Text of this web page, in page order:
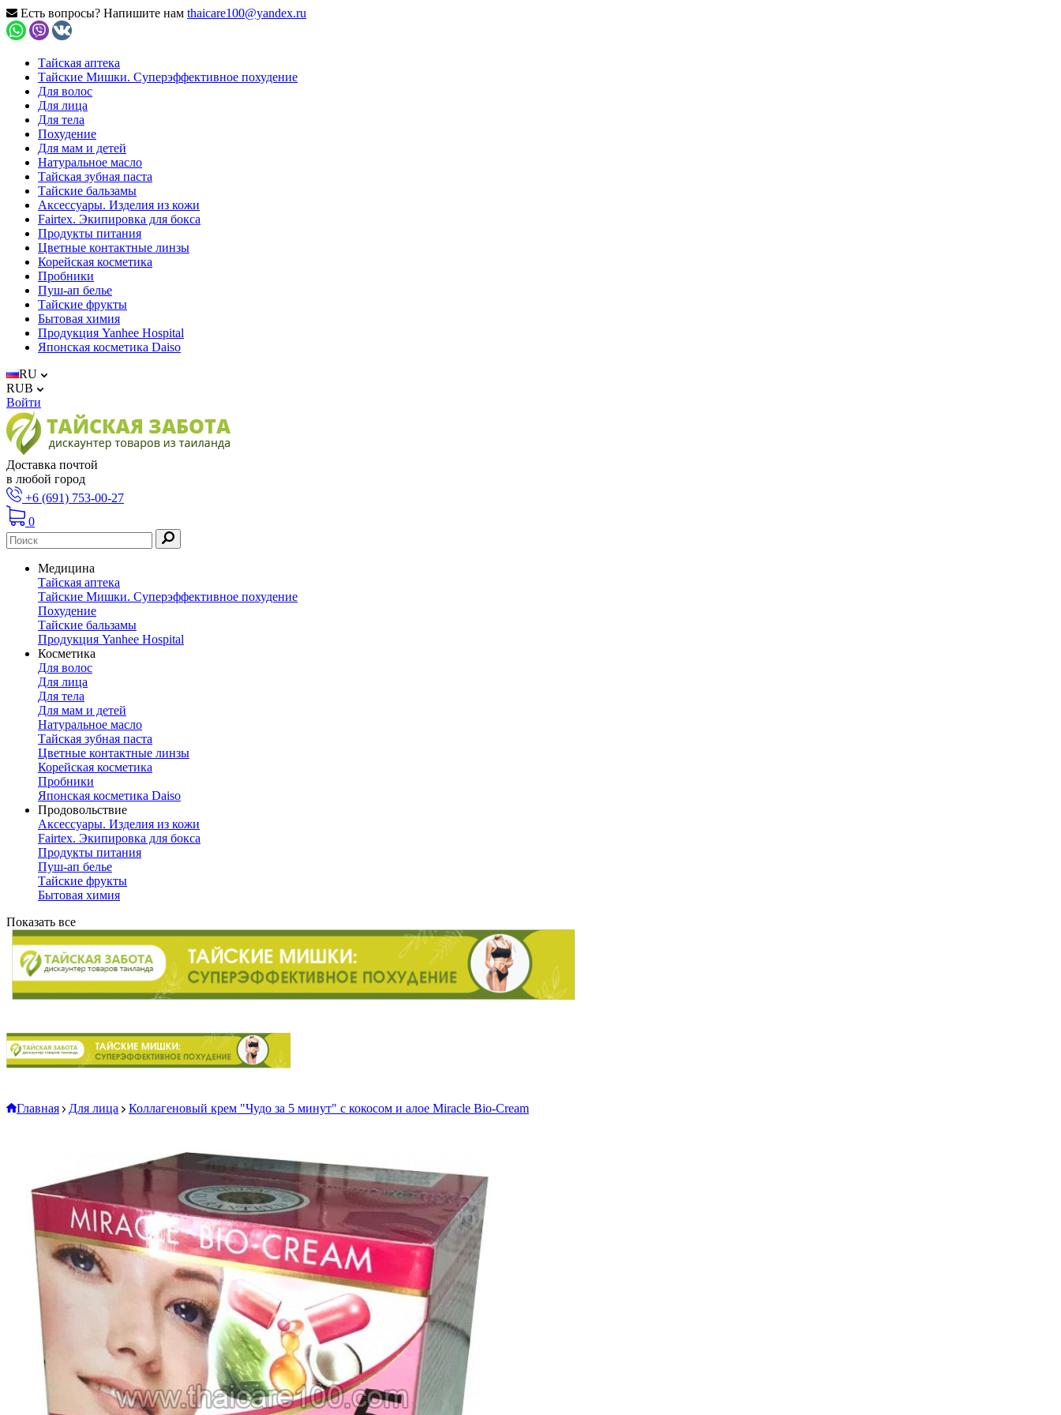
Есть вопросы? Напишите нам thaicare100@yandex.ru
Тайская аптека
Тайские Мишки. Суперэффективное похудение
Для волос
Для лица
Для тела
Похудение
Для мам и детей
Натуральное масло
Тайская зубная паста
Тайские бальзамы
Аксессуары. Изделия из кожи
Fairtex. Экипировка для бокса
Продукты питания
Цветные контактные линзы
Корейская косметика
Пробники
Пуш-ап белье
Тайские фрукты
Бытовая химия
Продукция Yanhee Hospital
Японская косметика Daiso
RU
RUB
Войти
Доставка почтой
в любой город
+6 (691) 753-00-27
0
Медицина
Тайская аптека
Тайские Мишки. Суперэффективное похудение
Похудение
Тайские бальзамы
Продукция Yanhee Hospital
Косметика
Для волос
Для лица
Для тела
Для мам и детей
Натуральное масло
Тайская зубная паста
Цветные контактные линзы
Корейская косметика
Пробники
Японская косметика Daiso
Продовольствие
Аксессуары. Изделия из кожи
Fairtex. Экипировка для бокса
Продукты питания
Пуш-ап белье
Тайские фрукты
Бытовая химия
Показать все
Главная Для лица Коллагеновый крем "Чудо за 5 минут" с кокосом и алое Miracle Bio-Сream